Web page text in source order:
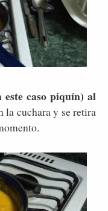
este caso piquín) al
la cuchara y se retira